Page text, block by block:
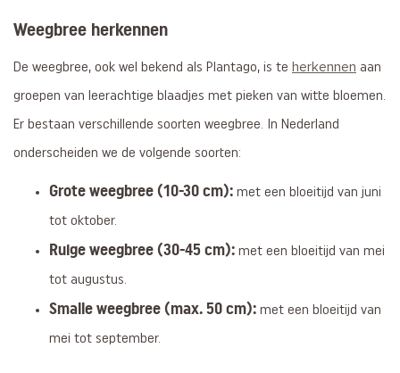
Weegbree herkennen
De weegbree, ook wel bekend als Plantago, is te herkennen aan
groepen van leerachtige blaadjes met pieken van witte bloemen.
Er bestaan verschillende soorten weegbree. In Nederland
onderscheiden we de volgende soorten:
Grote weegbree (10-30 cm): met een bloeitijd van juni
tot oktober.
Ruige weegbree (30-45 cm): met een bloeitijd van mei
tot augustus.
Smalle weegbree (max. 50 cm): met een bloeitijd van
mei tot september.